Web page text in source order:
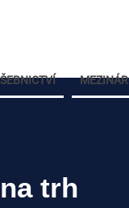
trh